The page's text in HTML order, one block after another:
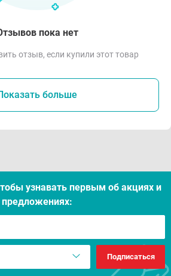
пока нет
отзыв, если купили этот товар
больше
узнавать первым об акцияx и
предложениях:
Подписаться